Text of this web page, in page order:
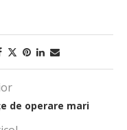
de operare mari